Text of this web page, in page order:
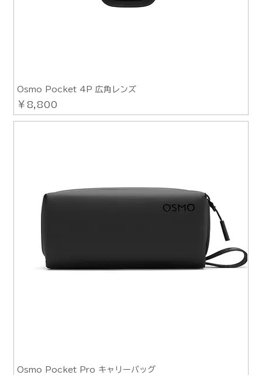
Osmo Pocket 4P 広角レンズ
価格
￥8,800
Osmo Pocket Pro キャリーバッグ